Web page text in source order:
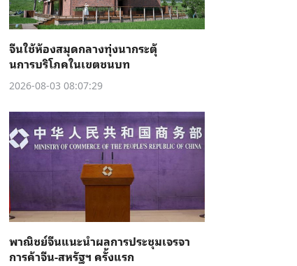
จีนใช้ห้องสมุดกลางทุ่งนากระตุ้
นการบริโภคในเขตชนบท
2026-08-03 08:07:29
พาณิชย์จีนแนะนำผลการประชุมเจรจา
การค้าจีน-สหรัฐฯ ครั้งแรก